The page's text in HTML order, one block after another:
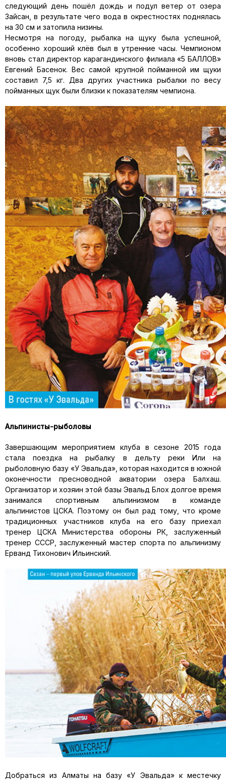
следующий день пошёл дождь и подул ветер от озе­ра
Зайсан, в результате чего вода в окрестностях поднялась
на 30 см и затопила низины.
Несмотря на погоду, рыбалка на щуку была успешной,
особенно хо­роший клёв был в утренние часы. Чемпионом
вновь стал директор карагандинского филиала «5 БАЛ­ЛОВ»
Евгений Басенок. Вес самой крупной пойманной им щуки
соста­вил 7,5 кг. Два других участника ры­балки по весу
пойманных щук были близки к показателям чемпиона.
Альпинисты-рыболовы
Завершающим мероприятием клуба в сезоне 2015 года
стала по­ездка на рыбалку в дельту реки Или на
рыболовную базу «У Эвальда», которая находится в южной
оконечности пресноводной акватории озера Балхаш.
Организатор и хозяин этой базы Эвальд Блох долгое время
занимался спортивным альпинизмом в команде
альпинистов ЦСКА. Поэтому он был рад тому, что кроме
традиционных участников клуба на его базу приехал
тренер ЦСКА Министерства обороны РК, заслуженный
тренер СССР, заслуженный мастер спорта по альпи­низму
Ерванд Тихонович Ильинский.
Добраться из Алматы на базу «У Эвальда» к местечку